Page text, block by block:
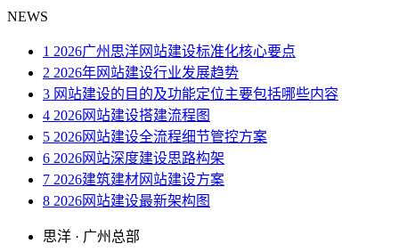
NEWS
1 2026广州思洋网站建设标准化核心要点
2 2026年网站建设行业发展趋势
3 网站建设的目的及功能定位主要包括哪些内容
4 2026网站建设搭建流程图
5 2026网站建设全流程细节管控方案
6 2026网站深度建设思路构架
7 2026建筑建材网站建设方案
8 2026网站建设最新架构图
思洋 · 广州总部